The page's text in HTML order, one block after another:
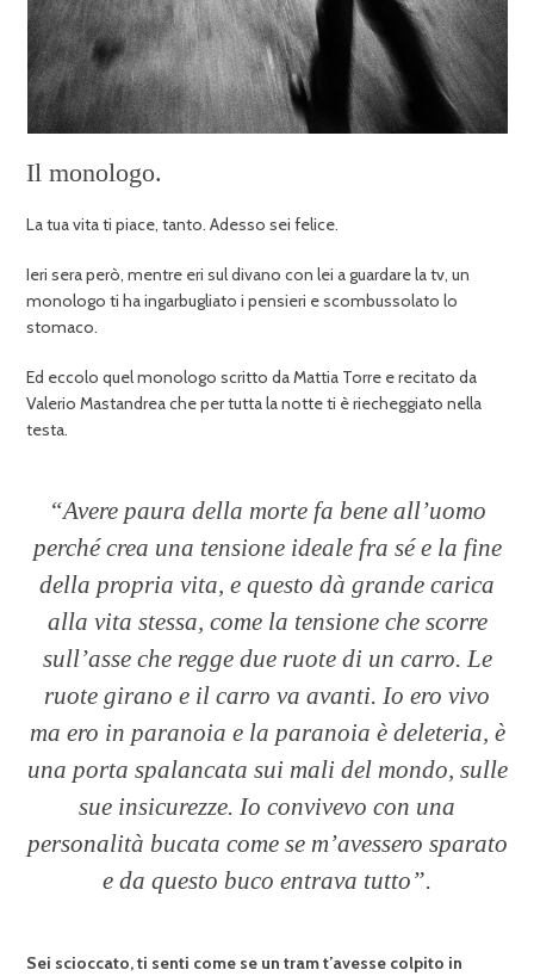
Il monologo.
La tua vita ti piace, tanto. Adesso sei felice.
Ieri sera però, mentre eri sul divano con lei a guardare la tv, un
monologo ti ha ingarbugliato i pensieri e scombussolato lo
stomaco.
Ed eccolo quel monologo scritto da Mattia Torre e recitato da
Valerio Mastandrea che per tutta la notte ti è riecheggiato nella
testa.
“Avere paura della morte fa bene all’uomo
perché crea una tensione ideale fra sé e la fine
della propria vita, e questo dà grande carica
alla vita stessa, come la tensione che scorre
sull’asse che regge due ruote di un carro. Le
ruote girano e il carro va avanti. Io ero vivo
ma ero in paranoia e la paranoia è deleteria, è
una porta spalancata sui mali del mondo, sulle
sue insicurezze. Io convivevo con una
personalità bucata come se m’avessero sparato
e da questo buco entrava tutto”.
Sei scioccato, ti senti come se un tram t’avesse colpito in